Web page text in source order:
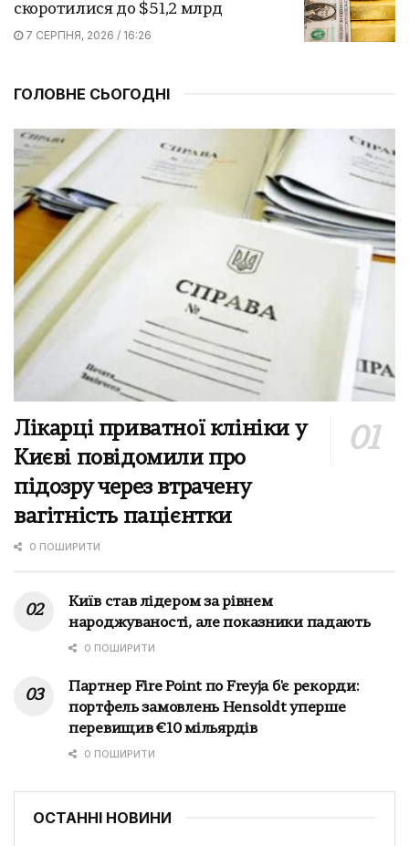
скоротилися до $51,2 млрд
7 СЕРПНЯ, 2026 / 16:26
ГОЛОВНЕ СЬОГОДНІ
Лікарці приватної клініки у
Києві повідомили про
підозру через втрачену
вагітність пацієнтки
0 ПОШИРИТИ
Київ став лідером за рівнем
народжуваності, але показники падають
0 ПОШИРИТИ
Партнер Fire Point по Freyja б'є рекорди:
портфель замовлень Hensoldt уперше
перевищив €10 мільярдів
0 ПОШИРИТИ
ОСТАННІ НОВИНИ